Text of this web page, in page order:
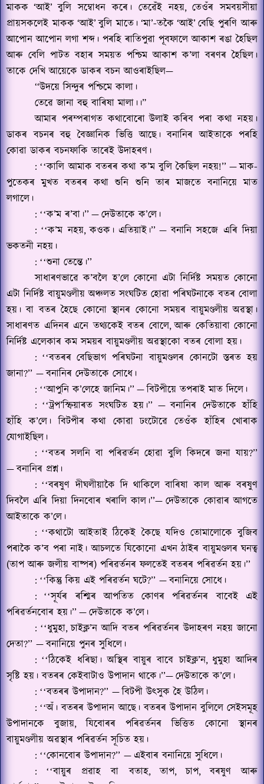
মাকক ‘আই’ বুলি সম্বোধন কৰে। তেৱেঁই নহয়, তেওঁৰ সমবয়সীয়া
প্ৰায়সকলেই মাকক ‘আই’ বুলি মাতে। ‘মা’-তকৈ ‘আই’ বেছি পুৰণি আৰু
আপোন আপোন লগা শব্দ। পৰহি ৰাতিপুৱা পূবফালে আকাশ ৰঙা হৈছিল
আৰু বেলি পাটত বহাৰ সময়ত পশ্চিম আকাশ ক’লা বৰণৰ হৈছিল।
তাকে দেখি আয়েকে ডাকৰ বচন আওৰাইছিল—
‘‘উদয়ে সিন্দুৰ পশ্চিমে কালা।
তেৱে জানা বহু বাৰিষা মালা।।”
আমাৰ পৰম্পৰাগত কথাবোৰো উলাই কৰিব পৰা কথা নহয়।
ডাকৰ বচনৰ বহু বৈজ্ঞানিক ভিত্তি আছে। বনানিৰ আইতাকে পৰহি
কোৱা ডাকৰ বচনফাকি তাৰেই উদাহৰণ।
: ‘‘কালি আমাক বতৰৰ কথা ক’ম বুলি কৈছিল নহয়!’’ —মাক-
পুতেকৰ মুখত বতৰৰ কথা শুনি শুনি তাৰ মাজতে বনানিয়ে মাত
লগালে।
: ‘‘ক’ম ৰ’বা।’’ —দেউতাকে ক’লে।
: ‘‘ক’ম নহয়, কওক । এতিয়াই।’’ — বনানি সহজে এৰি দিয়া
ভকতনী নহয়।
: ‘‘শুনা তেন্তে।’’
সাধাৰণভাৱে ক’বলৈ হ’লে কোনো এটা নিৰ্দিষ্ট সময়ত কোনো
এটা নিৰ্দিষ্ট বায়ুমণ্ডলীয় অঞ্চলত সংঘটিত হোৱা পৰিঘটনাকে বতৰ বোলা
হয়। বা বতৰ হৈছে কোনো স্থানৰ কোনো সময়ৰ বায়ুমণ্ডলীয় অৱস্থা।
সাধাৰণত এদিনৰ এনে তথ্যকেই বতৰ বোলে, আৰু কেতিয়াবা কোনো
নিৰ্দিষ্ট এলেকাৰ কম সময়ৰ বায়ুমণ্ডলীয় অৱস্থাকো বতৰ বোলা হয়।
: ‘‘বতৰৰ বেছিভাগ পৰিঘটনা বায়ুমণ্ডলৰ কোনটো স্তৰত হয়
জানা?’’ —বনানিৰ দেউতাকে সোধে।
: ‘‘আপুনি ক’লেহে জানিম।’’ —বিটপীয়ে তপৰাই মাত দিলে।
: ‘‘ট্ৰপ’স্ফিয়াৰত সংঘটিত হয়।’’ — বনানিৰ দেউতাকে হাঁহি
হাঁহি ক’লে। বিটপীৰ কথা কোৱা ঢংটোৱে তেওঁক হাঁহিৰ খোৰাক
যোগাইছিল।
: ‘‘বতৰ সলনি বা পৰিৱৰ্তন হোৱা বুলি কিদৰে জনা যায়?’’
—বনানিৰ প্ৰশ্ন।
: ‘‘বৰষুণ দীঘলীয়াকৈ দি থাকিলে বাৰিষা কাল আৰু বৰষুণ
দিবলৈ এৰি দিয়া দিনবোৰ খৰালি কাল।’’— দেউতাকে কোৱাৰ আগতে
আইতাকে ক’লে।
: ‘‘কথাটো আইতাই ঠিকেই কৈছে যদিও তোমালোকে বুজিব
পৰাকৈ ক’ব পৰা নাই। আচলতে যিকোনো এখন ঠাইৰ বায়ুমণ্ডলৰ ঘনত্ব
(তাপ আৰু জলীয় বাষ্পৰ) পৰিৱৰ্তনৰ ফলতেই বতৰৰ পৰিৱৰ্তন হয়।’’
: ‘‘কিন্তু কিয় এই পৰিৱৰ্তন ঘটে?’’ —বনানিয়ে সোধে।
: ‘‘সূৰ্যৰ ৰশ্মিৰ আপতিত কোণৰ পৰিৱৰ্তনৰ বাবেই এই
পৰিৱৰ্তনবোৰ হয়।’’ —দেউতাকে ক’লে।
: ‘‘ধুমুহা, চাইক্ল’ন আদি বতৰ পৰিৱৰ্তনৰ উদাহৰণ নহয় জানো
দেতা?’’ —বনানিয়ে পুনৰ সুধিলে।
: ‘‘ঠিকেই ধৰিছা। অস্থিৰ বায়ুৰ বাবে চাইক্ল’ন, ধুমুহা আদিৰ
সৃষ্টি হয়। বতৰৰ কেইবাটাও উপাদান থাকে।’’—দেউতাকে ক’লে।
: ‘‘বতৰৰ উপাদান?’’ —বিটপী উৎসুক হৈ উঠিল।
: ‘‘অঁ। বতৰৰ উপাদান আছে। বতৰৰ উপাদান বুলিলে সেইসমূহ
উপাদানকে বুজায়,
যিবোৰৰ পৰিৱৰ্তনৰ ভিত্তিত কোনো স্থানৰ
বায়ুমণ্ডলীয় অৱস্থাৰ পৰিৱৰ্তন সূচিত হয়।
: ‘‘কোনবোৰ উপাদান?’’ —এইবাৰ বনানিয়ে সুধিলে।
: ‘‘বায়ুৰ প্ৰৱাহ বা বতাহ, তাপ, চাপ,
বৰষুণ আৰু